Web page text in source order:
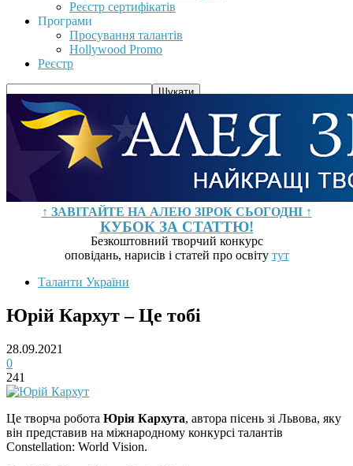
Реєстр сертифікатів
Програми
Просування талантів
Hollywood Promo
Реєстр
↑ ЗАВІТАЙТЕ НА АЛЕЮ ЗІРОК СЬОГОДНІ ↑
КУБОК ЗА СТАТТЮ!
Безкоштовний творчий конкурс
оповідань, нарисів і статей про освіту тут
Таланти України
Юрій Кархут – Це тобі
28.09.2021
0
241
Це творча робота Юрія Кархута, автора пісень зі Львова, яку
він представив на міжнародному конкурсі талантів
Constellation: World Vision.